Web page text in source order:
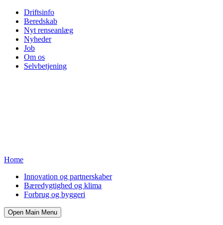
Driftsinfo
Beredskab
Nyt renseanlæg
Nyheder
Job
Om os
Selvbetjening
Home
Innovation og partnerskaber
Bæredygtighed og klima
Forbrug og byggeri
Open Main Menu